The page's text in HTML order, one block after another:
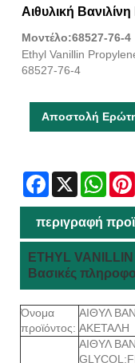
Αιθυλική
Μοντέλο:68527-76-4
Ethyl Vanillin
68527-76-4
Αποστολή
Facebook
X
περιγραφή
ETHYL
Βασικές
Όνομα
προϊόντος:
ΑΙΘΥΛ
ΑΚΕΤΑΛΗ
ΑΙΘΥΛ